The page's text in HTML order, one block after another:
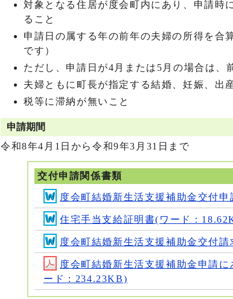
対象となる住居が度会町内にあり、申請時
ること
申請日の属する年の前年の夫婦の所得を合
です）
ただし、申請日が4月または5月の場合は、
夫婦ともに町長が指定する結婚、妊娠、出
税等に滞納が無いこと
申請期間
令和8年4月1日から令和9年3月31日まで
交付申請関係書類
度会町結婚新生活支援補助金交付
住宅手当支給証明書(ワード：
度会町結婚新生活支援補助金交付
度会町結婚新生活支援補助金申請
ード：234.23KB)